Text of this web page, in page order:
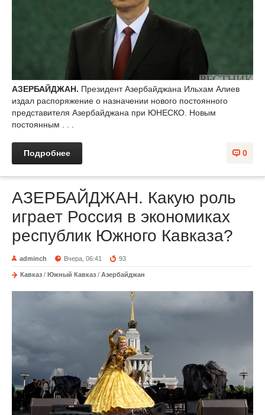
АЗЕРБАЙДЖАН. Президент Азербайджана Ильхам Алиев
издал распоряжение о назначении нового постоянного
представителя Азербайджана при ЮНЕСКО. Новым
постоянным . . .
0
Подробнее
АЗЕРБАЙДЖАН. Какую роль
играет Россия в экономиках
республик Южного Кавказа?
adminch Вчера, 06:41 93
Кавказ / Южный Кавказ / Азербайджан